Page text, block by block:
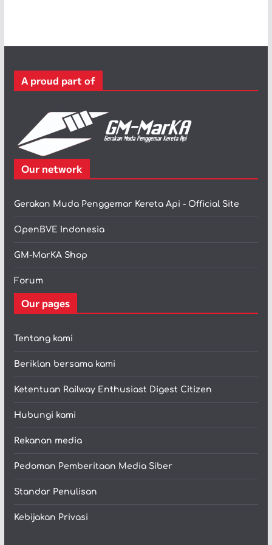
r
A proud part of
Our network
Gerakan Muda Penggemar Kereta Api - Official Site
OpenBVE Indonesia
GM-MarKA Shop
Forum
Our pages
Tentang kami
Beriklan bersama kami
Ketentuan Railway Enthusiast Digest Citizen
Hubungi kami
Rekanan media
Pedoman Pemberitaan Media Siber
Standar Penulisan
Kebijakan Privasi